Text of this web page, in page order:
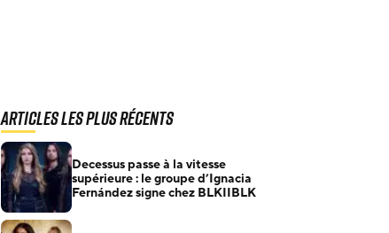
Articles les plus récents
Decessus passe à la vitesse
supérieure : le groupe d’Ignacia
Fernández signe chez BLKIIBLK